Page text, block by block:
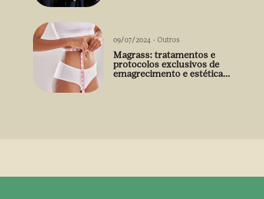
09/07/2024 - Outros
Magrass: tratamentos e
protocolos exclusivos de
emagrecimento e estética